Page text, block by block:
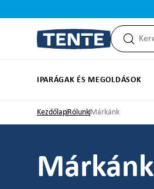
IPARÁGAK ÉS MEGOLDÁSOK
KezdőlapRólunkMárkánk
Márkánk